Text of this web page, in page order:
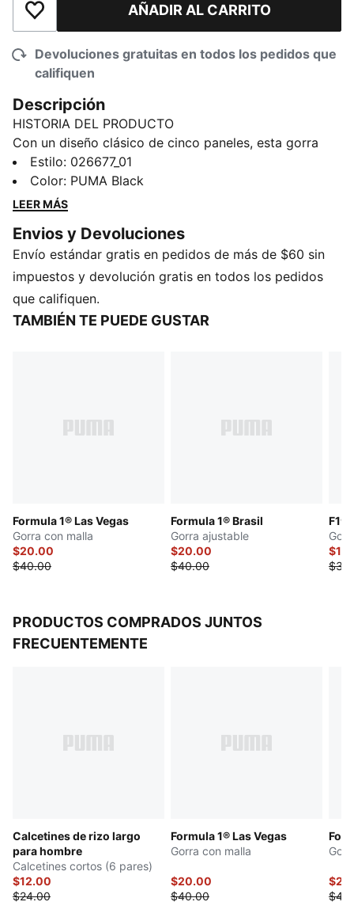
Añadir a la lista de deseosAÑADIR AL CARRITO
Devoluciones gratuitas en todos los pedidos que
califiquen
Descripción
HISTORIA DEL PRODUCTO
Con un diseño clásico de cinco paneles, esta gorra
con visera lleva la emoción de la F1® a tu look de
todos los días. El logo F1® en TPU y el ícono PUMA
Cat bordado la convierten en toda una declaración de
perfecto, es tu nuevo accesorio favorito para los días
de carreras.
Estilo: 026677_01
Color: PUMA Black
LEER MÁS
Envios y Devoluciones
Envío estándar gratis en pedidos de más de $60 sin
impuestos y devolución gratis en todos los pedidos
que califiquen.
TAMBIÉN TE PUEDE GUSTAR
Formula 1® Las Vegas
Gorra con malla
$20.00
$40.00
Formula 1® Brasil
Gorra ajustable
$20.00
$40.00
F1®
PRODUCTOS COMPRADOS JUNTOS
FRECUENTEMENTE
Calcetines de rizo largo
para hombre
Calcetines cortos (6 pares)
$12.00
$24.00
Formula 1® Las Vegas
Gorra con malla
$20.00
$40.00